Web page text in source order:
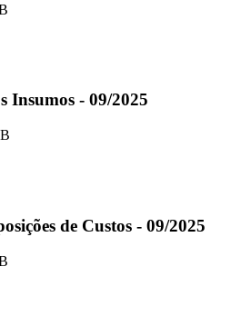
Insumos - 09/2025
de Custos - 09/2025